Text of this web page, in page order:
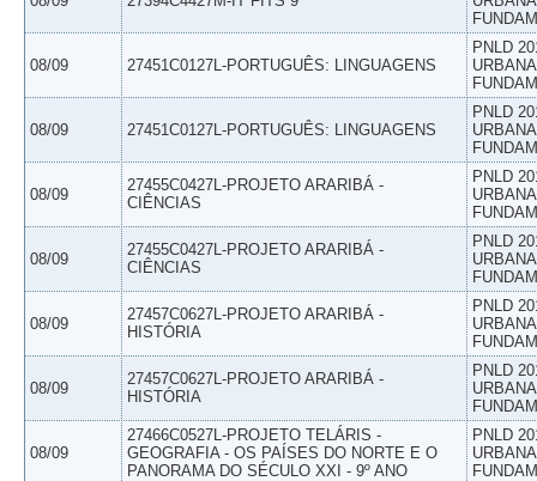
08/09 27451C0127L-PORTUGUÊS: LINGUAGENS
PNLD
08/09 27451C0127L-PORTUGUÊS: LINGUAGENS
PNLD
08/09
27455C0427L-PROJETO ARARIBÁ -
CIÊNCIAS
PNLD
08/09
27455C0427L-PROJETO ARARIBÁ -
CIÊNCIAS
PNLD
08/09
27457C0627L-PROJETO ARARIBÁ -
HISTÓRIA
PNLD
08/09
27457C0627L-PROJETO ARARIBÁ -
HISTÓRIA
PNLD
08/09
27466C0527L-PROJETO TELÁRIS -
GEOGRAFIA - OS PAÍSES DO NORTE E O
PANORAMA DO SÉCULO XXI - 9º ANO
PNLD